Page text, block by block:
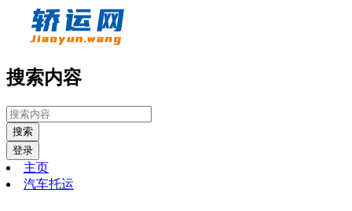
搜索内容
搜索
登录
主页
汽车托运